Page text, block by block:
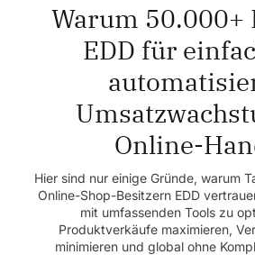
Warum 50.000+
EDD für
Online-
Hier sind nur einige Gründe, warum
Online-Shop-Besitzern EDD
mit umfassenden Tools zu
Produktverkäufe maximieren,
minimieren und global ohne